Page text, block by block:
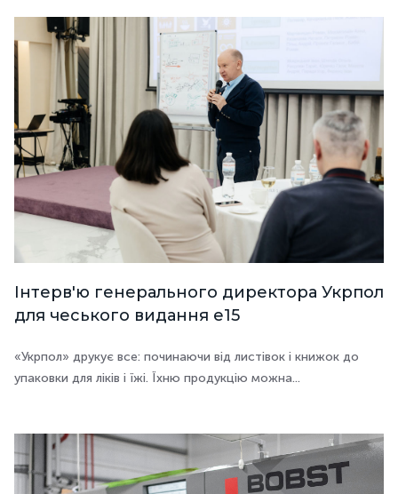
Інтерв'ю генерального директора Укрпол
для чеського видання e15
«Укрпол» друкує все: починаючи від листівок і книжок до
упаковки для ліків і їжі. Їхню продукцію можна...